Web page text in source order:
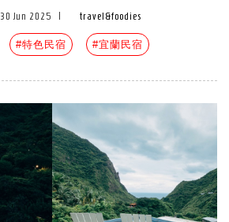
30 Jun 2025 travel&foodies
#特色民宿 #宜蘭民宿